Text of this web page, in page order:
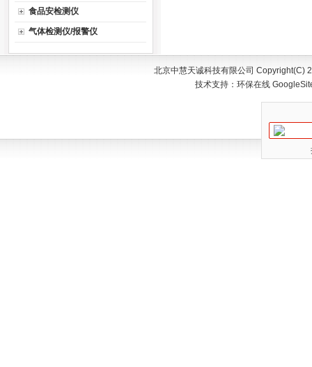
食品安检测仪
气体检测仪/报警仪
北京中慧天诚科技有限公司
技术支持： 环保在线